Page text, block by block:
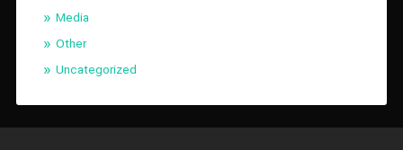
Media
Other
Uncategorized